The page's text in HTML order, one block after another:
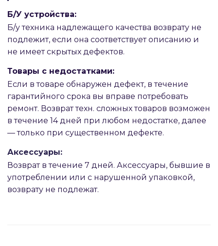
Б/У устройства:
Б/у техника надлежащего качества возврату не
подлежит, если она соответствует описанию и
не имеет скрытых дефектов.
Товары с недостатками:
Если в товаре обнаружен дефект, в течение
гарантийного срока вы вправе потребовать
ремонт. Возврат техн. сложных товаров возможен
в течение 14 дней при любом недостатке, далее
— только при существенном дефекте.
Аксессуары:
Возврат в течение 7 дней. Аксессуары, бывшие в
употреблении или с нарушенной упаковкой,
возврату не подлежат.